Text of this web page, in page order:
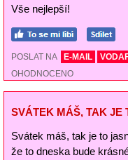
Vše nejlepší!
POSLAT NA E-MAIL
OHODNOCENO
SVÁTEK MÁŠ, TAK JE
Svátek máš, tak je to
že to dneska bude